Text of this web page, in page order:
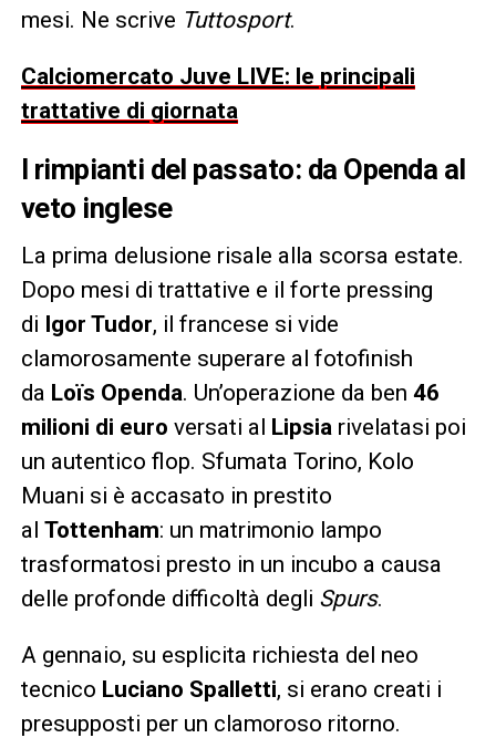
mesi. Ne scrive Tuttosport.
Calciomercato Juve LIVE: le principali
trattative di giornata
I rimpianti del passato: da Openda al
veto inglese
La prima delusione risale alla scorsa estate.
Dopo mesi di trattative e il forte pressing
di Igor Tudor, il francese si vide
clamorosamente superare al fotofinish
da Loïs Openda. Un’operazione da ben 46
milioni di euro versati al Lipsiarivelatasi poi
un autentico flop. Sfumata Torino, Kolo
Muani si è accasato in prestito
al Tottenham: un matrimonio lampo
trasformatosi presto in un incubo a causa
delle profonde difficoltà degli Spurs.
A gennaio, su esplicita richiesta del neo
tecnico Luciano Spalletti, si erano creati i
presupposti per un clamoroso ritorno.